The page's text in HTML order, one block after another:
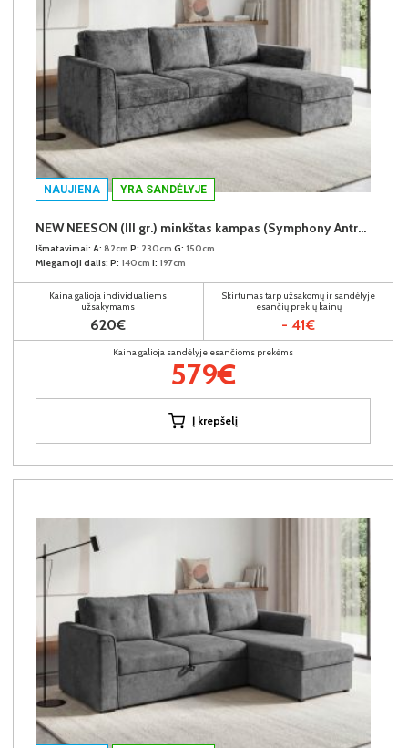
NAUJIENA YRA SANDĖLYJE
NEW NEESON (III gr.) minkštas kampas (Symphony Antracite-20)
Išmatavimai: A: 82cm P: 230cm G: 150cm
Miegamoji dalis: P: 140cm I: 197cm
Kaina galioja individualiems
užsakymams
620€
Skirtumas tarp užsakomų ir sandėlyje
esančių prekių kainų
- 41€
Kaina galioja sandėlyje esančioms prekėms
579€
Į krepšelį